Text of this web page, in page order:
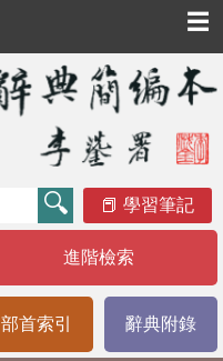
☰
學習筆記
進階檢索
部首索引 辭典附錄